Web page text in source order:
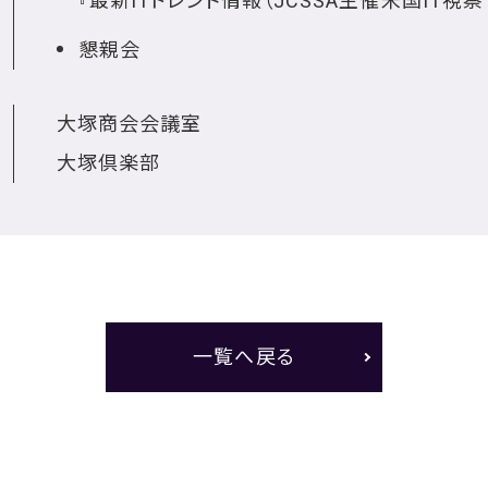
懇親会
大塚商会会議室
大塚倶楽部
一覧へ戻る